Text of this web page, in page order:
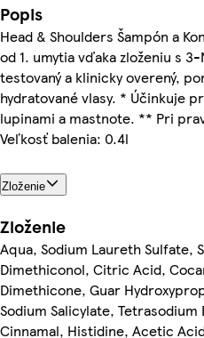
Popis
Head & Shoulders Šampón a
od 1. umytia vďaka zloženiu s
testovaný a klinicky overený,
hydratované vlasy. * Účinkuje
lupinami a mastnote. ** Pri
Veľkosť balenia: 0.4l
Zloženie
Zloženie
Aqua, Sodium Laureth Sulfate,
Dimethiconol, Citric Acid,
Dimethicone, Guar
Sodium Salicylate,
Cinnamal, Histidine, Acetic